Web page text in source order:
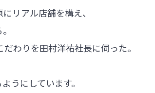
リアル店舗を構え、
わりを田村洋祐社長に伺った。
うにしています。